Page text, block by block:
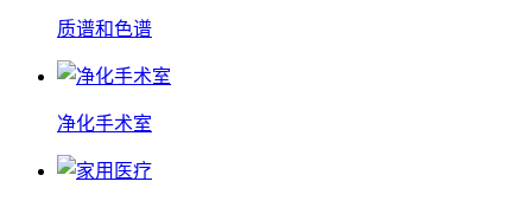
质谱和色谱
净化手术室